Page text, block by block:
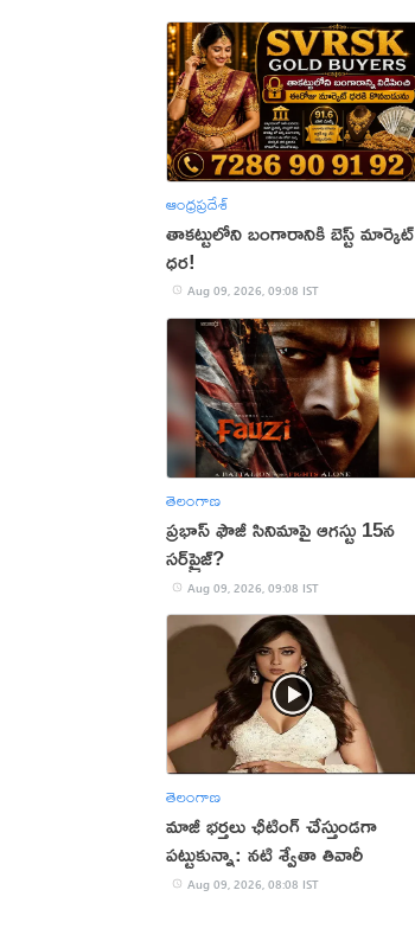
ఆంధ్రప్రదేశ్
తాకట్టులోని బంగారానికి బెస్ట్ మార్కెట్
ధర!
Aug 09, 2026, 09:08 IST
తెలంగాణ
ప్రభాస్ ఫౌజీ సినిమాపై ఆగస్టు 15న
సర్‌ప్రైజ్?
Aug 09, 2026, 09:08 IST
తెలంగాణ
మాజీ భర్తలు ఛీటింగ్ చేస్తుండగా
పట్టుకున్నా: నటి శ్వేతా తివారీ
Aug 09, 2026, 08:08 IST